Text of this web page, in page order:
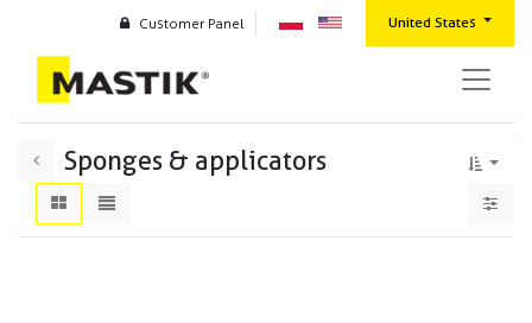
United States
Customer Panel
Sponges & applicators